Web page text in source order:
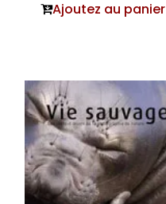
Ajoutez au panier